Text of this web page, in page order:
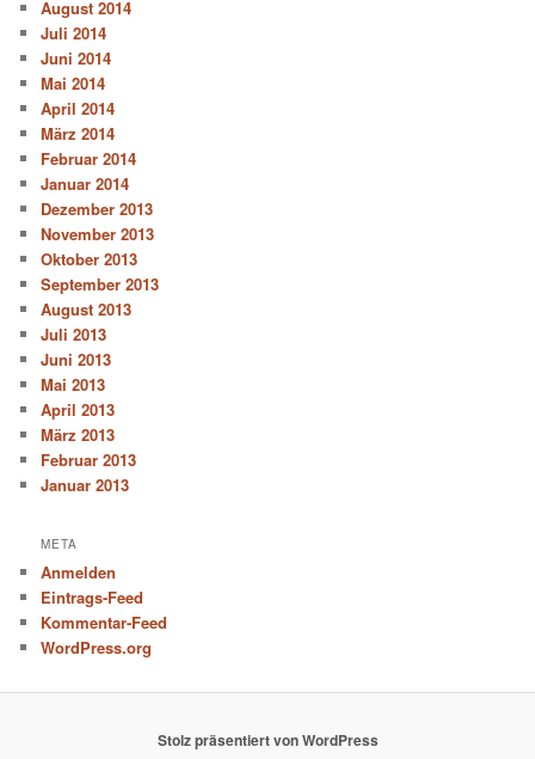
August 2014
Juli 2014
Juni 2014
Mai 2014
April 2014
März 2014
Februar 2014
Januar 2014
Dezember 2013
November 2013
Oktober 2013
September 2013
August 2013
Juli 2013
Juni 2013
Mai 2013
April 2013
März 2013
Februar 2013
Januar 2013
META
Anmelden
Eintrags-Feed
Kommentar-Feed
WordPress.org
Stolz präsentiert von WordPress